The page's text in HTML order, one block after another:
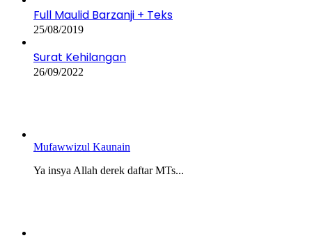
Full Maulid Barzanji + Teks
25/08/2019
Surat Kehilangan
26/09/2022
Mufawwizul Kaunain
Ya insya Allah derek daftar MTs...